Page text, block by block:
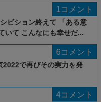
1コメント
ビション終えて 「ある意
いて こんなにも幸せだ...
6コメント
2022で再びその実力を発
4コメント